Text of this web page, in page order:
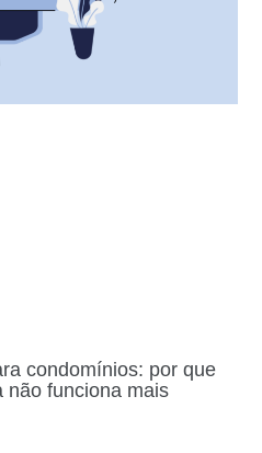
condomínios: por que
não funciona mais